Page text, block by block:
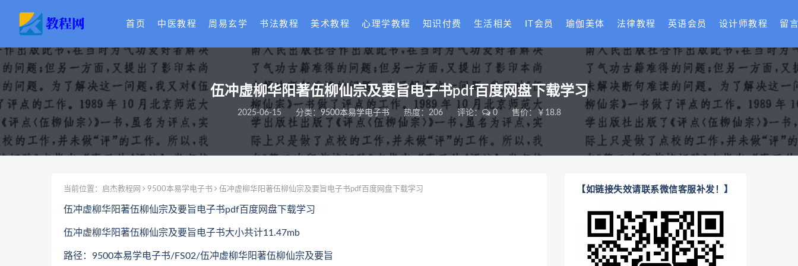
首页 中医教程 周易玄学 书法教程 美术教程 心理学教程 知识付费 生活相关 IT会员 瑜伽美体 法律教程 英语会员 设计师教程 留
伍冲虚柳华阳著伍柳仙宗及要旨电子书pdf百度网盘下载学习
2025-06-15 分类： 9500本易学电子书 热度：206 评论： 0 售价：￥18.8
当前位置： 启杰教程网 9500本易学电子书 伍冲虚柳华阳著伍柳仙宗及要旨电子书pdf百度网盘下载学习
伍冲虚柳华阳著伍柳仙宗及要旨电子书pdf百度网盘下载学习
伍冲虚柳华阳著伍柳仙宗及要旨电子书大小共计11.47mb
路径：9500本易学电子书/FS02/伍冲虚柳华阳著伍柳仙宗及要旨
【如链接失效请联系微信客服补发！】